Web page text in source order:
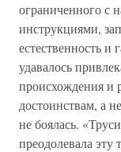
ограниченного с
инструкциями,
естественность
удавалось
происхождения и
достоинствам, а
не боялась.
преодолевала эту